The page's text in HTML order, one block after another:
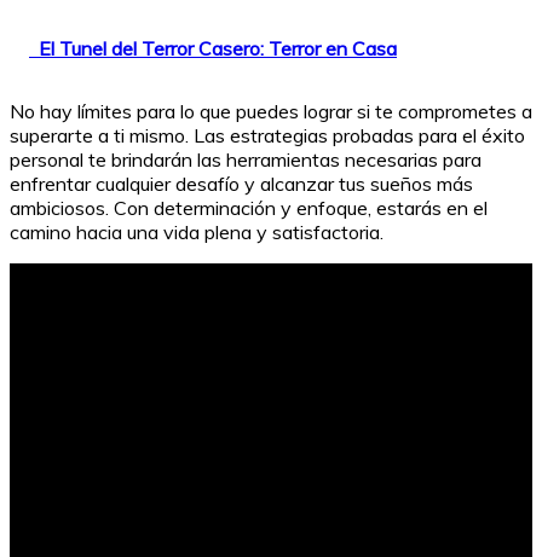
El Tunel del Terror Casero: Terror en Casa
No hay límites para lo que puedes lograr si te comprometes a
superarte a ti mismo. Las estrategias probadas para el éxito
personal te brindarán las herramientas necesarias para
enfrentar cualquier desafío y alcanzar tus sueños más
ambiciosos. Con determinación y enfoque, estarás en el
camino hacia una vida plena y satisfactoria.